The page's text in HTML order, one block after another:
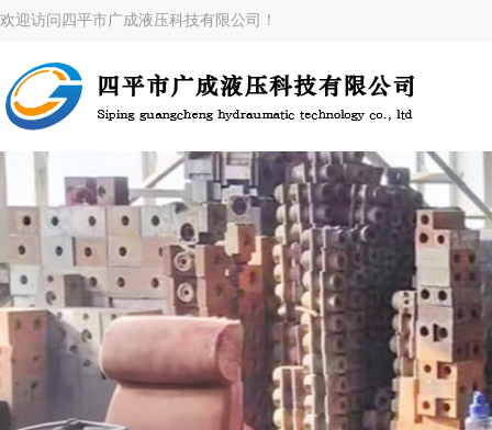
欢迎访问四平市广成液压科技有限公司！